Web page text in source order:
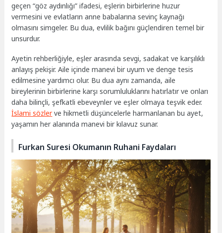
geçen “göz aydınlığı” ifadesi, eşlerin birbirlerine huzur
vermesini ve evlatların anne babalarına sevinç kaynağı
olmasını simgeler. Bu dua, evlilik bağını güçlendiren temel bir
unsurdur.
Ayetin rehberliğiyle, eşler arasında sevgi, sadakat ve karşılıklı
anlayış pekişir. Aile içinde manevi bir uyum ve denge tesis
edilmesine yardımcı olur. Bu dua aynı zamanda, aile
bireylerinin birbirlerine karşı sorumluluklarını hatırlatır ve onları
daha bilinçli, şefkatli ebeveynler ve eşler olmaya teşvik eder.
İslami sözlerve hikmetli düşüncelerle harmanlanan bu ayet,
yaşamın her alanında manevi bir kılavuz sunar.
Furkan Suresi Okumanın Ruhani Faydaları